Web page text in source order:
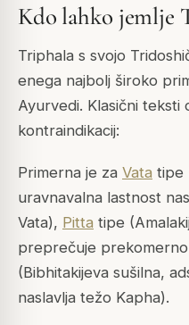
Kdo lahko jemlje
Triphala s svojo
enega najbolj široko
Ayurvedi. Klasični teksti
kontraindikacij:
Primerna je za Vata tipe
uravnavalna lastnost
Vata), Pitta tipe
preprečuje
(Bibhitakijeva sušilna,
naslavlja težo Kapha).